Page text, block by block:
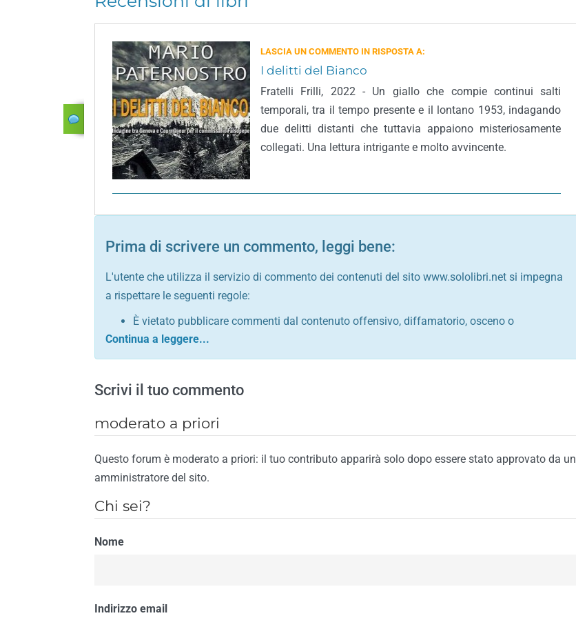
LASCIA UN COMMENTO IN RISPOSTA A:
I delitti del Bianco
Fratelli Frilli, 2022 - Un giallo che compie continui salti
temporali, tra il tempo presente e il lontano 1953, indagando
due delitti distanti che tuttavia appaiono misteriosamente
collegati. Una lettura intrigante e molto avvincente.
Prima di scrivere un commento, leggi bene:
L'utente che utilizza il servizio di commento dei contenuti del sito www.sololibri.net si impegna
a rispettare le seguenti regole:
È vietato pubblicare commenti dal contenuto offensivo, diffamatorio, osceno o
comunque contrario alle leggi dello Stato italiano e di quelle internazionali
Sono vietati commenti in tono sacrilego, sarcastico, denigratorio e sbeffeggiatorio
È vietato pubblicare commenti contrari al rispetto dell'ordine pubblico
È vietato pubblicare commenti lesivi della privacy di qualsiasi cittadino
È vietato pubblicare commenti razzisti nei confronti di qualsiasi razza, popolo, cultura,
religione
È vietato pubblicare commenti contrari al rispetto del buon costume o contenenti
È vietato pubblicare commenti inerenti propaganda politica, di partito o di fazione, che
Il riscontro della violazione anche di una sola delle regole precedenti comporterà la non
Scrivi il tuo commento
moderato a priori
Questo forum è moderato a priori: il tuo contributo apparirà solo dopo essere stato approvato da un
amministratore del sito.
Chi sei?
Nome
Indirizzo email